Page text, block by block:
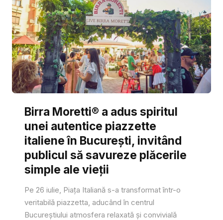
Birra Moretti® a adus spiritul
unei autentice piazzette
italiene în București, invitând
publicul să savureze plăcerile
simple ale vieții
Pe 26 iulie, Piața Italiană s-a transformat într-o
veritabilă piazzetta, aducând în centrul
Bucureștiului atmosfera relaxată și convivială